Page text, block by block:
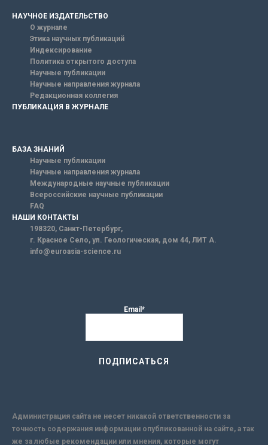
НАУЧНОЕ ИЗДАТЕЛЬСТВО
О журнале
Этика научных публикаций
Индексирование
Политика открытого доступа
Научные публикации
Научные направления журнала
Редакционная коллегия
ПУБЛИКАЦИЯ В ЖУРНАЛЕ
БАЗА ЗНАНИЙ
Научные публикации
Научные направления журнала
Международные научные публикации
Всероссийские научные публикации
FAQ
НАШИ КОНТАКТЫ
198320, Санкт-Петербург,
г. Красное Село, ул. Геологическая, дом 44, ЛИТ А.
info@euroasia-science.ru
Email*
Администрация сайта не несет никакой ответственности за
точность содержания информации опубликованной на сайте, а так
же за любые рекомендации или мнения, которые могут